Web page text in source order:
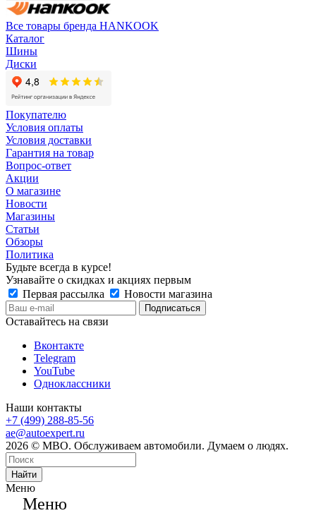
Все товары бренда HANKOOK
Каталог
Шины
Диски
Покупателю
Условия оплаты
Условия доставки
Гарантия на товар
Вопрос-ответ
Акции
О магазине
Новости
Магазины
Статьи
Обзоры
Политика
Будьте всегда в курсе!
Узнавайте о скидках и акциях первым
Первая рассылка
Новости магазина
Оставайтесь на связи
Вконтакте
Telegram
YouTube
Одноклассники
Наши контакты
+7 (499) 288-85-56
ae@autoexpert.ru
2026 © МВО. Обслуживаем автомобили. Думаем о людях.
Найти
Меню
Меню